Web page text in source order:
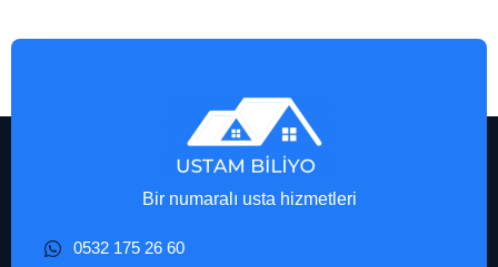
Bir numaralı usta hizmetleri
0532 175 26 60